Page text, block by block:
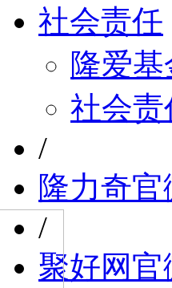
社会责任
隆爱基
社会
/
隆力奇官
/
聚好网官